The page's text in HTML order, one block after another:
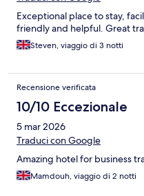
Exceptional place to stay,
friendly and helpful. Great
Steven, viaggio di 3 notti
Recensione verificata
10/10 Eccezionale
5 mar 2026
Traduci con Google
Amazing hotel for business
Mamdouh, viaggio di 2 notti